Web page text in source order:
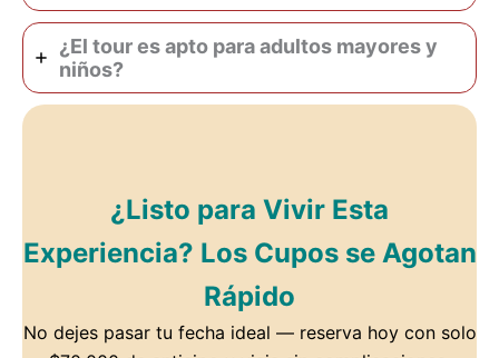
¿El tour es apto para adultos mayores y
niños?
¿Listo para Vivir Esta
Experiencia? Los Cupos se Agotan
Rápido
No dejes pasar tu fecha ideal — reserva hoy con solo